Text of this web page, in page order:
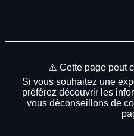
⚠️ Cette page peut
Si vous souhaitez une
préférez découvrir les
vous déconseillons de